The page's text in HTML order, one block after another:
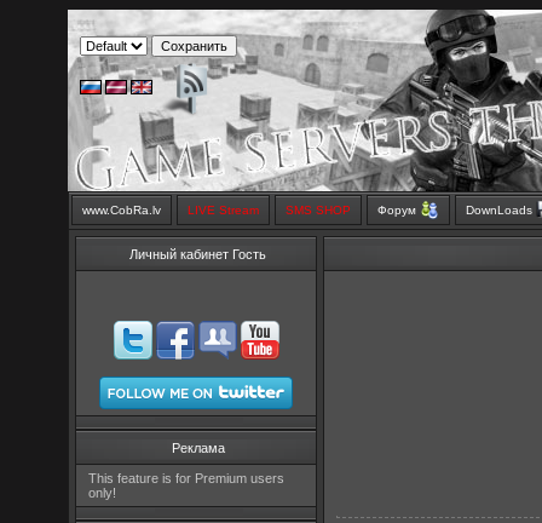
www.CobRa.lv LIVE Stream SMS SHOP Форум DownLoads
Личный кабинет Гость
Реклама
This feature is for Premium users
only!